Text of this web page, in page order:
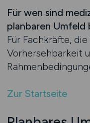
Für wen sind
planbaren Umfeld
Für Fachkräfte,
Vorhersehbarkeit
Zur Startseite